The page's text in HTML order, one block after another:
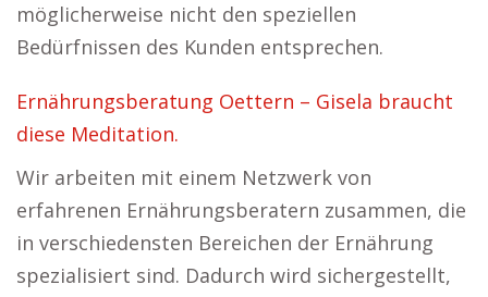
möglicherweise nicht den speziellen
Bedürfnissen des Kunden entsprechen.
Ernährungsberatung Oettern – Gisela braucht
diese Meditation.
Wir arbeiten mit einem Netzwerk von
erfahrenen Ernährungsberatern zusammen, die
in verschiedensten Bereichen der Ernährung
spezialisiert sind. Dadurch wird sichergestellt,